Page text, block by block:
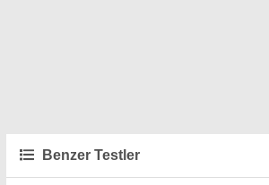
Benzer Testler